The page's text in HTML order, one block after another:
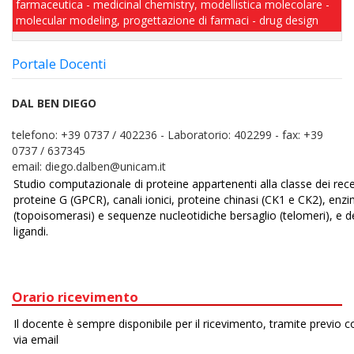
farmaceutica - medicinal chemistry, modellistica molecolare -
molecular modeling, progettazione di farmaci - drug design
Portale Docenti
DAL BEN DIEGO
telefono: +39 0737 / 402236 - Laboratorio: 402299 - fax: +39
0737 / 637345
email: diego.dalben@unicam.it
Orario ricevimento